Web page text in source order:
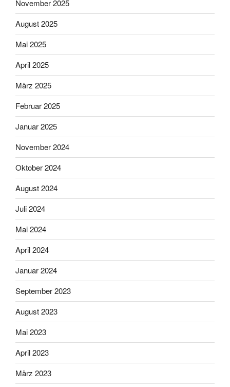
November 2025
August 2025
Mai 2025
April 2025
März 2025
Februar 2025
Januar 2025
November 2024
Oktober 2024
August 2024
Juli 2024
Mai 2024
April 2024
Januar 2024
September 2023
August 2023
Mai 2023
April 2023
März 2023